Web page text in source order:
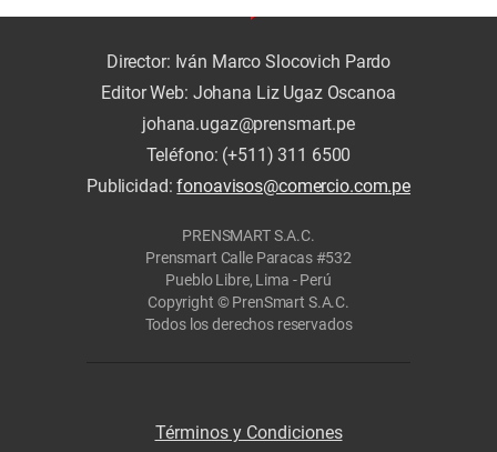
Director: Iván Marco Slocovich Pardo
Editor Web: Johana Liz Ugaz Oscanoa
johana.ugaz@prensmart.pe
Teléfono: (+511) 311 6500
Publicidad:fonoavisos@comercio.com.pe
PRENSMART S.A.C.
Prensmart Calle Paracas #532
Pueblo Libre, Lima - Perú
Copyright © PrenSmart S.A.C.
Todos los derechos reservados
Términos y Condiciones